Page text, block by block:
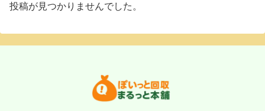
投稿が見つかりませんでした。